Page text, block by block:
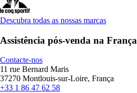
Descubra todas as nossas marcas
Assistência pós-venda na França
Contacte-nos
11 rue Bernard Maris
37270 Montlouis-sur-Loire, França
+33 1 86 47 62 58